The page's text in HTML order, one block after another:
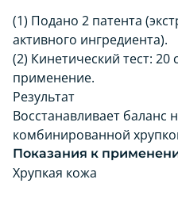
(1) Подано 2 патента
активного ингредиента).
(2) Кинетический тест:
применение.
Результат
Восстанавливает баланс
комбинированной
Показания к
Хрупкая кожа